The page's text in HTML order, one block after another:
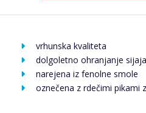
vrhunska kvaliteta
dolgoletno ohranjanje sijaja
narejena iz fenolne smole
oznečena z rdečimi pikami